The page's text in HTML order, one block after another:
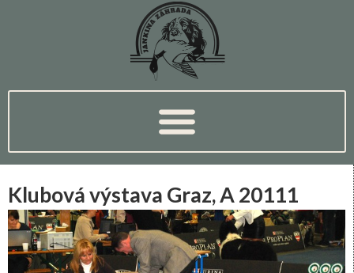
Klubová výstava Graz, A 20111